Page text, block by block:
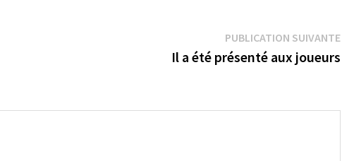
PUBLICATION SUIVANTE
Il a été présenté aux joueurs